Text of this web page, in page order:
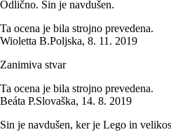
Odlično. Sin je navdušen.
Ta ocena je bila strojno prevedena.
Wioletta B.Poljska, 8. 11. 2019
Zanimiva stvar
Ta ocena je bila strojno prevedena.
Beáta P.Slovaška, 14. 8. 2019
Sin je navdušen, ker je Lego in